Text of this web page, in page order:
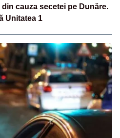
cauza secetei pe Dunăre.
Unitatea 1